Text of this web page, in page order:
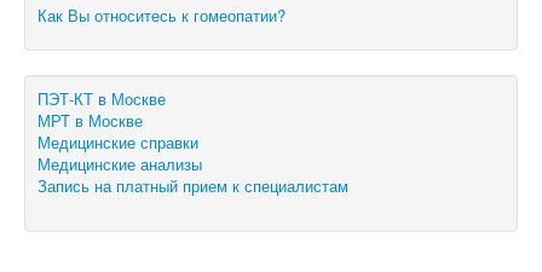
Как Вы относитесь к гомеопатии?
ПЭТ-КТ в Москве
МРТ в Москве
Медицинские справки
Медицинские анализы
Запись на платный прием к специалистам